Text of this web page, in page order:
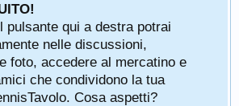
pulsante qui a destra potrai
nelle discussioni,
foto, accedere al mercatino e
che condividono la tua
Cosa aspetti?